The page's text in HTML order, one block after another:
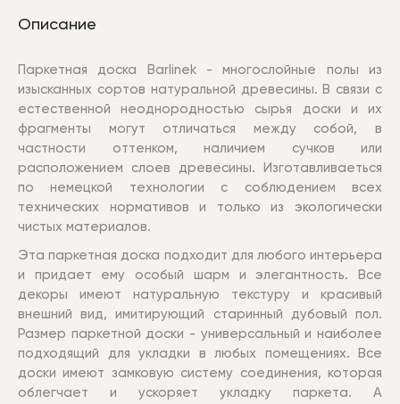
Описание
Паркетная доска Barlinek - многослойные полы из
изысканных сортов натуральной древесины. В связи с
естественной неоднородностью сырья доски и их
фрагменты могут отличаться между собой, в
частности оттенком, наличием сучков или
расположением слоев древесины. Изготавливаеться
по немецкой технологии с соблюдением всех
технических нормативов и только из экологически
чистых материалов.
Эта паркетная доска подходит для любого интерьера
и придает ему особый шарм и элегантность. Все
декоры имеют натуральную текстуру и красивый
внешний вид, имитирующий старинный дубовый пол.
Размер паркетной доски - универсальный и наиболее
подходящий для укладки в любых помещениях. Все
доски имеют замковую систему соединения, которая
облегчает и ускоряет укладку паркета. А